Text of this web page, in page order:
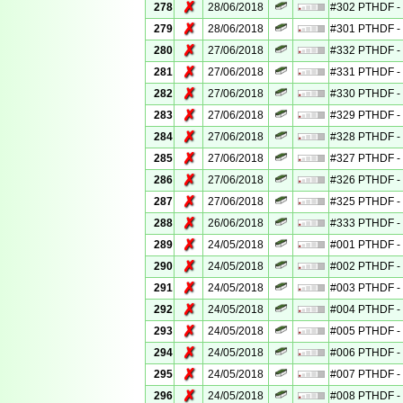
278 ✗ 28/06/2018
#302 PTHDF
279
✗ 28/06/2018
#301 PTHDF
280
✗ 27/06/2018
#332 PTHDF
281
✗ 27/06/2018
#331 PTHDF
282
✗ 27/06/2018
#330 PTHDF
283
✗ 27/06/2018
#329 PTHDF
284
✗ 27/06/2018
#328 PTHDF
285
✗ 27/06/2018
#327 PTHDF
286
✗ 27/06/2018
#326 PTHDF
287
✗ 27/06/2018
#325 PTHDF
288
✗ 26/06/2018
#333 PTHDF
289
✗ 24/05/2018
#001 PTHDF
290
✗ 24/05/2018
#002 PTHDF
291
✗ 24/05/2018
#003 PTHDF
292
✗ 24/05/2018
#004 PTHDF
293
✗ 24/05/2018
#005 PTHDF
294
✗ 24/05/2018
#006 PTHDF
295
✗ 24/05/2018
#007 PTHDF
296
✗ 24/05/2018
#008 PTHDF